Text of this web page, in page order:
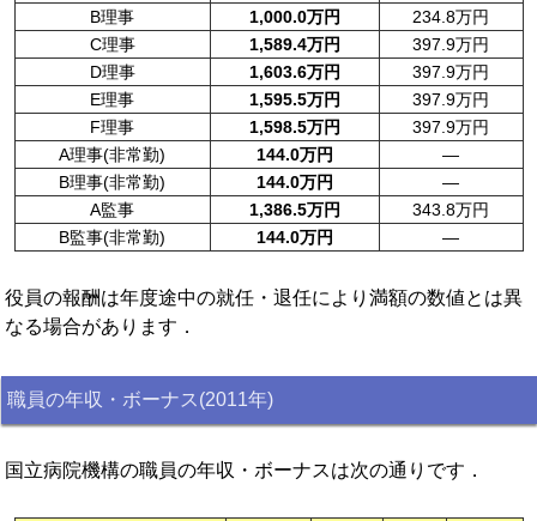
B理事
1,000.0万円
234.8万円
C理事
1,589.4万円
397.9万円
D理事
1,603.6万円
397.9万円
E理事
1,595.5万円
397.9万円
F理事
1,598.5万円
397.9万円
A理事(非常勤)
144.0万円
—
B理事(非常勤)
144.0万円
—
A監事
1,386.5万円
343.8万円
B監事(非常勤)
144.0万円 —
役員の報酬は年度途中の就任・退任により満額の数値とは異
なる場合があります．
職員の年収・ボーナス(2011年)
国立病院機構の職員の年収・ボーナスは次の通りです．